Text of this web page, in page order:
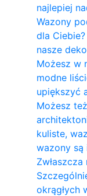
najlepiej
Wazony
dla
nasze
Możesz w
modne
upiększyć
Możesz
kuliste,
wazony są
okrągłych